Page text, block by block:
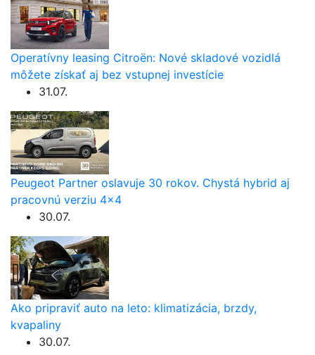
Operatívny leasing Citroën: Nové skladové vozidlá
môžete získať aj bez vstupnej investície
31.07.
Peugeot Partner oslavuje 30 rokov. Chystá hybrid aj
pracovnú verziu 4×4
30.07.
Ako pripraviť auto na leto: klimatizácia, brzdy,
kvapaliny
30.07.